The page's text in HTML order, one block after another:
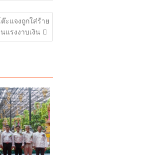
แจงถูกใส่ร้าย
แรงงาบเงิน